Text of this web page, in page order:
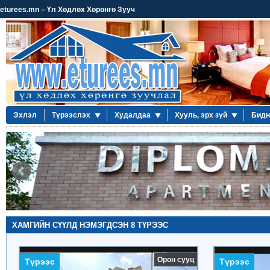
eturees.mn – Үл Хөдлөх Хөрөнгө Зууч
Эхлэл Түрээслэх Худалдаа Хууль, эрх зүй
ХАМГИЙН СҮҮЛД НЭМЭГДСЭН 8 ТҮРЭЭС
1 өрөө / Шинэ Үе хотхон
Түрээс Орон сууц
2 өрөө /
Түрээс